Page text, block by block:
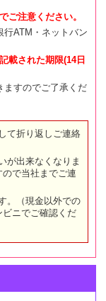
ご注意ください。
行ATM・ネットバン
載された期限(14日
ますのでご了承くだ
て折り返しご連絡
が出来なくなりま
で当社までご連
。（現金以外での
ニでご確認くだ